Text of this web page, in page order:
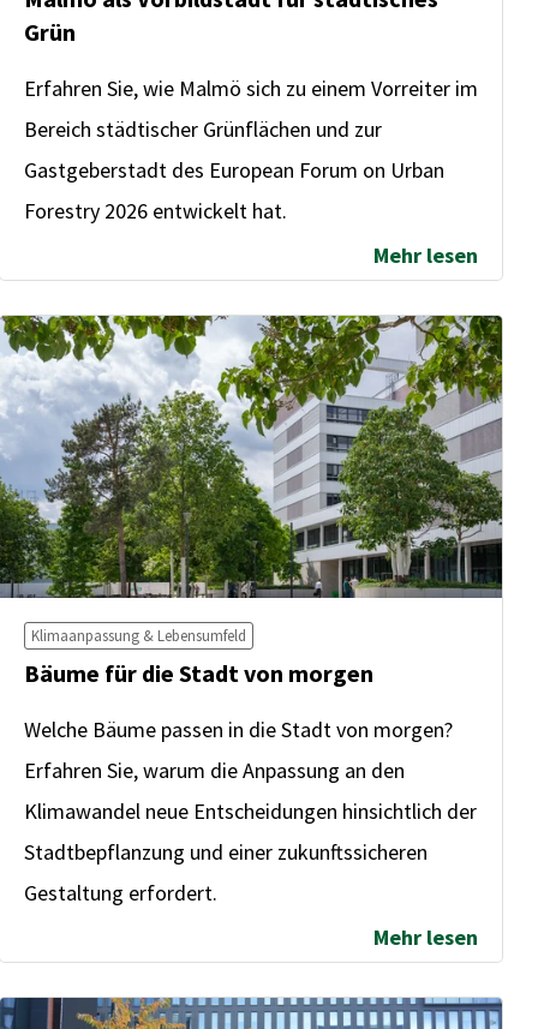
Vorbereitung & Pflanzung
Grün
Erfahren Sie, wie Malmö sich zu einem Vorreiter im
Bereich städtischer Grünflächen und zur
Gastgeberstadt des European Forum on Urban
Forestry 2026 entwickelt hat.
Mehr lesen
Klimaanpassung & Lebensumfeld
Bäume für die Stadt von morgen
Welche Bäume passen in die Stadt von morgen?
Erfahren Sie, warum die Anpassung an den
Klimawandel neue Entscheidungen hinsichtlich der
Stadtbepflanzung und einer zukunftssicheren
Gestaltung erfordert.
Mehr lesen